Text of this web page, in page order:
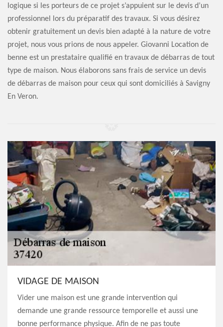
logique si les porteurs de ce projet s’appuient sur le devis d’un
professionnel lors du préparatif des travaux. Si vous désirez
obtenir gratuitement un devis bien adapté à la nature de votre
projet, nous vous prions de nous appeler. Giovanni Location de
benne est un prestataire qualifié en travaux de débarras de tout
type de maison. Nous élaborons sans frais de service un devis
de débarras de maison pour ceux qui sont domiciliés à Savigny
En Veron.
VIDAGE DE MAISON
Vider une maison est une grande intervention qui
demande une grande ressource temporelle et aussi une
bonne performance physique. Afin de ne pas toute